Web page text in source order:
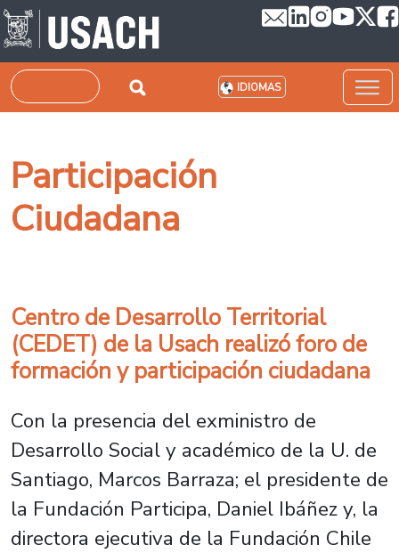
Pasar al contenido principal
Buscar IDIOMAS
Participación
Ciudadana
Centro de Desarrollo Territorial
(CEDET) de la Usach realizó foro de
formación y participación ciudadana
Con la presencia del exministro de
Desarrollo Social y académico de la U. de
Santiago, Marcos Barraza; el presidente de
la Fundación Participa, Daniel Ibáñez y, la
directora ejecutiva de la Fundación Chile